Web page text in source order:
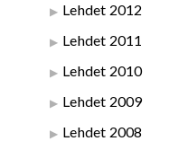
Lehdet 2012
Lehdet 2011
Lehdet 2010
Lehdet 2009
Lehdet 2008